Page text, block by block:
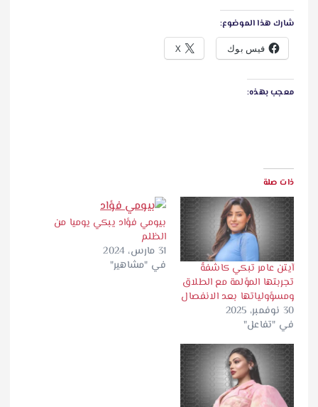
شارك هذا الموضوع:
فيس بوك X
معجب بهذه:
ذات صلة
آيتن عامر تبكي كاشفةً
تجربتها المؤلمة مع الطلاق
ومسؤولياتها بعد الانفصال
30 نوفمبر، 2025
في "تفاعل"
بيومي فؤاد يبكي يوميا من
الظلم
31 مارس، 2024
في "مشاهير"